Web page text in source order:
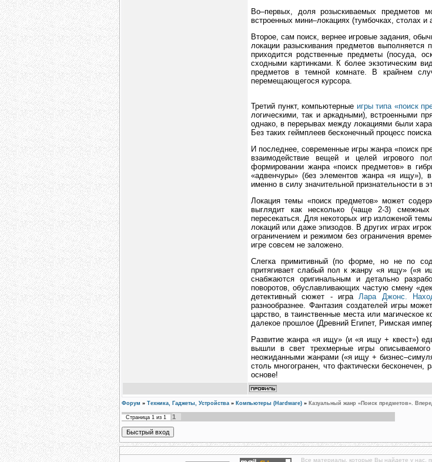
Во–первых, доля розыскиваемых
встроенных мини–локациях (тумбочках, столах и
Второе, сам поиск, вернее игровые задания,
локации разыскивания предметов
приходится родственные предметы (посуда,
сходными картинками. К более экзотическим
предметов в темной комнате. В крайнем
перемещающегося курсора.
Третий пункт, компьютерные игры типа «поиск
логическими, так и аркадными), встроенными
однако, в перерывах между локациями были
Без таких геймплеев бесконечный процесс
И последнее, современные игры жанра «поиск
взаимодействие вещей и целей игрового
формировании жанра «поиск предметов» в
«адвенчуры» (без элементов жанра «я ищу»),
именно в силу значительной признательности в
Локация темы «поиск предметов» может
выглядит как несколько (чаще 2-3)
пересекаться. Для некоторых игр изложеной
локаций или даже эпизодов. В других играх
ограничением и режимом без ограничения
игре совсем не заложено.
Слегка примитивный (по форме, но не по
притягивает слабый пол к жанру «я ищу» («я
снабжаются оригинальным и детально
поворотов, обуславливающих частую смену
детективный сюжет - играЛара Джонс.
разнообразнее. Фантазия создателей игры
царство, в таинственные места или магическое
далекое прошлое (Древний Египет, Римская
Развитие жанра «я ищу» (и «я ищу + квест»)
вышли в свет трехмерные игры
неожиданными жанрами («я ищу +
столь многогранен, что фактически
основе!
Форум » Техника, Гаджеты, Устройства » Компьютеры (Hardware) » Казуальный жанр «Поиск предметов».
Страница 1 из 1
1
Все материалы, которые Вы найдете у нас,